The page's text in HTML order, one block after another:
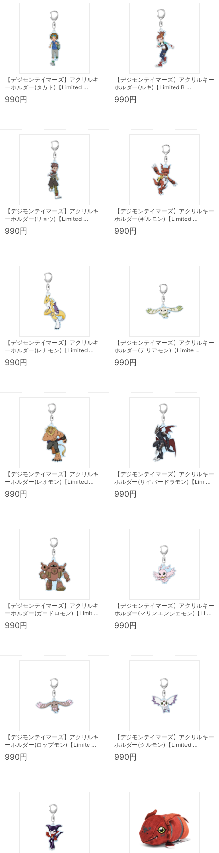
【デジモンテイマーズ】アクリルキ
ーホルダー(タカト)【Limited …
990円
【デジモンテイマーズ】アクリルキー
ホルダー(ルキ)【Limited B …
990円
【デジモンテイマーズ】アクリルキ
ーホルダー(リョウ)【Limited …
990円
【デジモンテイマーズ】アクリルキー
ホルダー(ギルモン)【Limited …
990円
【デジモンテイマーズ】アクリルキ
ーホルダー(レナモン)【Limited …
990円
【デジモンテイマーズ】アクリルキー
ホルダー(テリアモン)【Limite …
990円
【デジモンテイマーズ】アクリルキ
ーホルダー(レオモン)【Limited …
990円
【デジモンテイマーズ】アクリルキー
ホルダー(サイバードラモン)【Lim …
990円
【デジモンテイマーズ】アクリルキ
ーホルダー(ガードロモン)【Limit …
990円
【デジモンテイマーズ】アクリルキー
ホルダー(マリンエンジェモン)【Li …
990円
【デジモンテイマーズ】アクリルキ
ーホルダー(ロップモン)【Limite …
990円
【デジモンテイマーズ】アクリルキー
ホルダー(クルモン)【Limited …
990円